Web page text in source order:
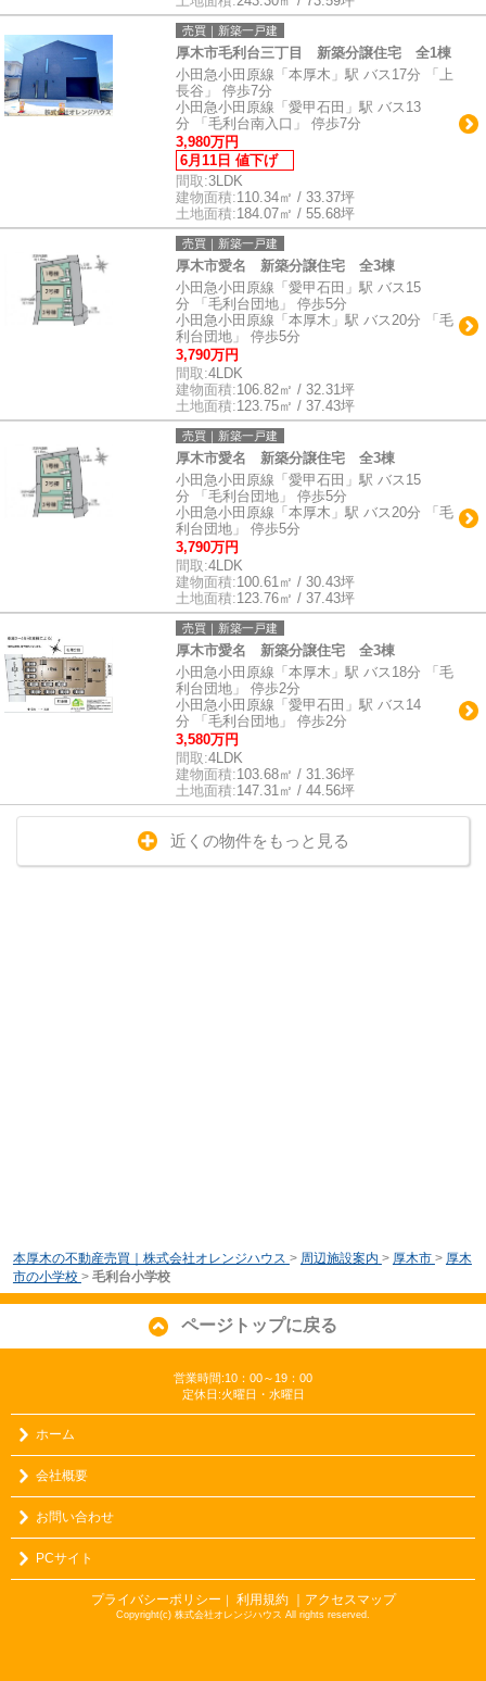
売買｜新築一戸建
厚木市毛利台三丁目 新築分譲住宅 全1棟
小田急小田原線「本厚木」駅 バス17分 「上
長谷」 停歩7分
小田急小田原線「愛甲石田」駅 バス13
分 「毛利台南入口」 停歩7分
3,980万円
6月11日 値下げ
間取:3LDK
建物面積:110.34㎡ / 33.37坪
土地面積:184.07㎡ / 55.68坪
売買｜新築一戸建
厚木市愛名 新築分譲住宅 全3棟
小田急小田原線「愛甲石田」駅 バス15
分 「毛利台団地」 停歩5分
小田急小田原線「本厚木」駅 バス20分 「毛
利台団地」 停歩5分
3,790万円
間取:4LDK
建物面積:106.82㎡ / 32.31坪
土地面積:123.75㎡ / 37.43坪
売買｜新築一戸建
厚木市愛名 新築分譲住宅 全3棟
小田急小田原線「愛甲石田」駅 バス15
分 「毛利台団地」 停歩5分
小田急小田原線「本厚木」駅 バス20分 「毛
利台団地」 停歩5分
3,790万円
間取:4LDK
建物面積:100.61㎡ / 30.43坪
土地面積:123.76㎡ / 37.43坪
売買｜新築一戸建
厚木市愛名 新築分譲住宅 全3棟
小田急小田原線「本厚木」駅 バス18分 「毛
利台団地」 停歩2分
小田急小田原線「愛甲石田」駅 バス14
分 「毛利台団地」 停歩2分
3,580万円
間取:4LDK
建物面積:103.68㎡ / 31.36坪
土地面積:147.31㎡ / 44.56坪
近くの物件をもっと見る
本厚木の不動産売買｜株式会社オレンジハウス > 周辺施設案内 > 厚木市 > 厚木
市の小学校 > 毛利台小学校
ページトップに戻る
営業時間:10：00～19：00
定休日:火曜日・水曜日
ホーム
会社概要
お問い合わせ
PCサイト
プライバシーポリシー ｜ 利用規約 ｜アクセスマップ
Copyright(c) 株式会社オレンジハウス All rights reserved.